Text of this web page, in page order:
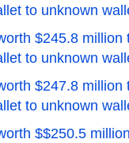
to unknown
$245.8 million
to unknown
$247.8 million
to unknown
$$250.5